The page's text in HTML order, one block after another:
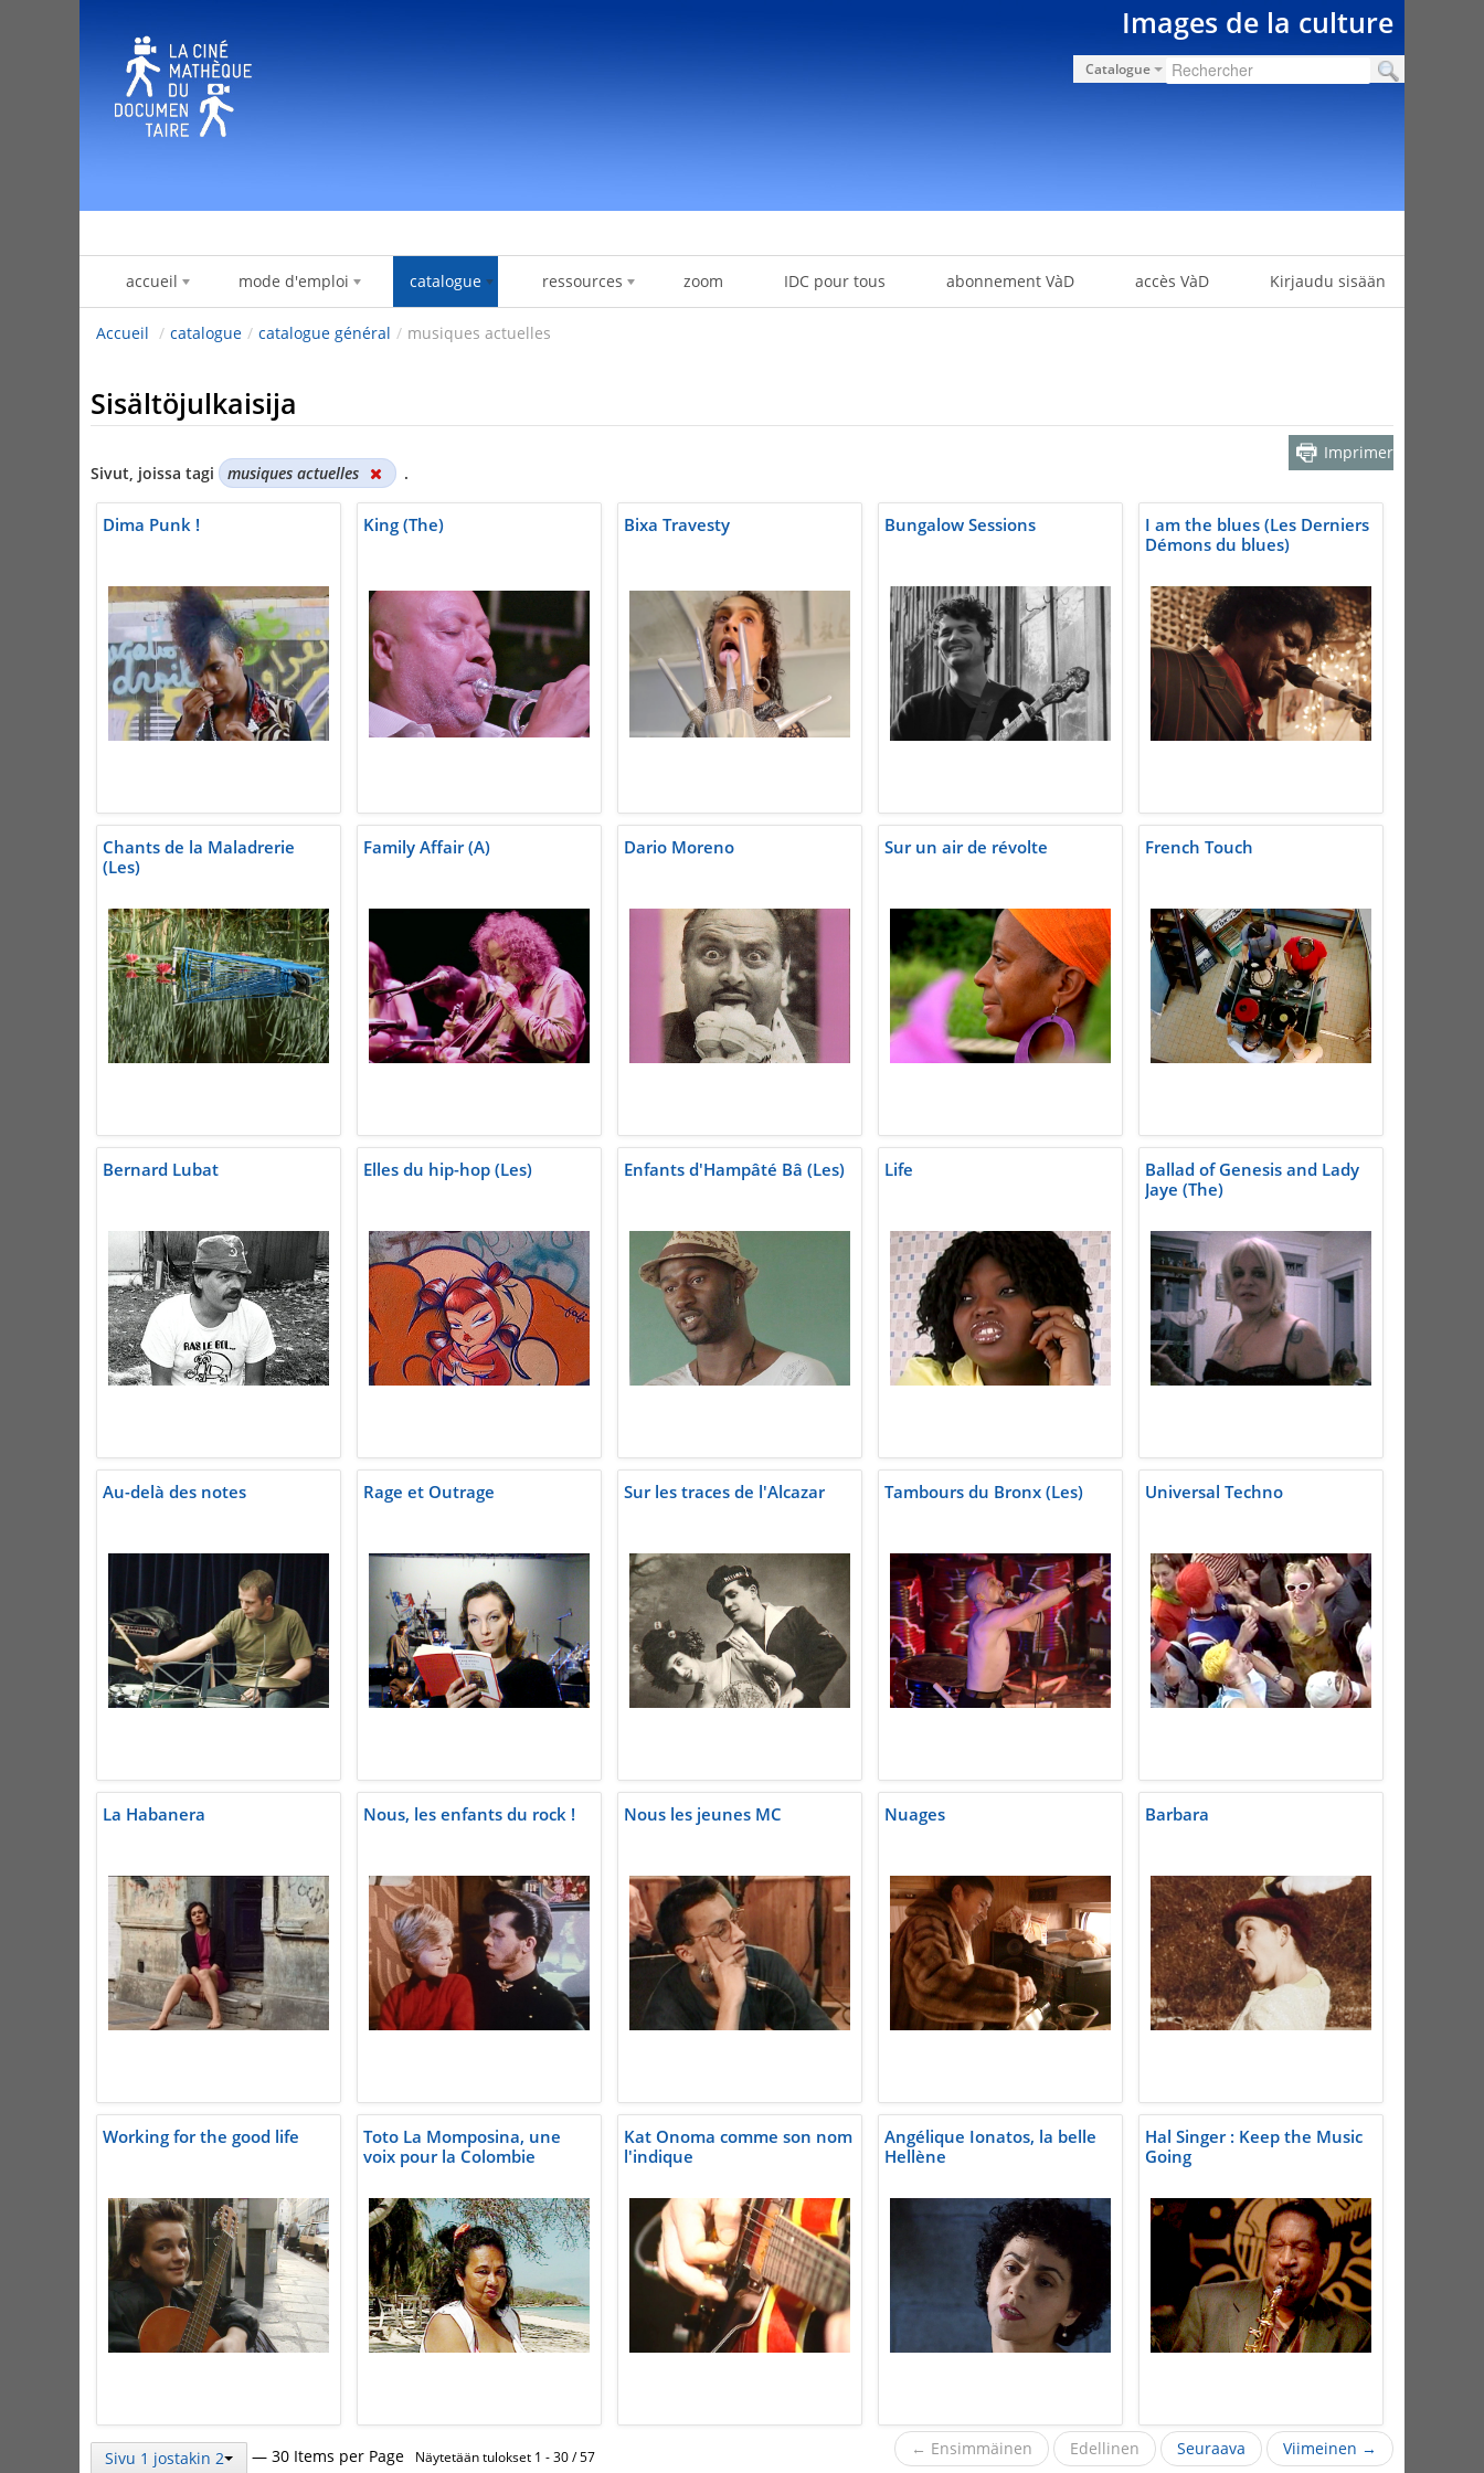
Images de la culture
Catalogue
accueil mode d'emploi catalogue ressources zoom IDC pour tous abonnement VàD accès VàD Kirjaudu sisään
Accueil / catalogue / catalogue général / musiques actuelles
Sisältöjulkaisija
Sivut, joissa tagi musiques actuelles .
Imprimer
Dima Punk ! King (The) Bixa Travesty Bungalow Sessions
I am the blues (Les Derniers
Démons du blues)
Chants de la Maladrerie
(Les)
Family Affair (A) Dario Moreno Sur un air de révolte French Touch
Bernard Lubat Elles du hip-hop (Les) Enfants d'Hampâté Bâ (Les) Life
Ballad of Genesis and Lady
Jaye (The)
Au-delà des notes Rage et Outrage Sur les traces de l'Alcazar Tambours du Bronx (Les) Universal Techno
La Habanera Nous, les enfants du rock ! Nous les jeunes MC Nuages Barbara
Working for the good life
Toto La Momposina, une
voix pour la Colombie
Kat Onoma comme son nom
l'indique
Angélique Ionatos, la belle
Hellène
Hal Singer : Keep the Music
Going
Sivu 1 jostakin 2 — 30 Items per Page Näytetään tulokset 1 - 30 / 57 ← Ensimmäinen Edellinen Seuraava Viimeinen →